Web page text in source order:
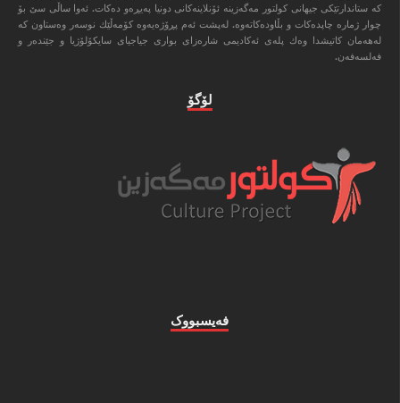
كه‌ ستاندارتێكی جیهانی كولتور مه‌گه‌زینه‌ ئۆنلاینه‌كانی دونیا په‌یڕه‌و ده‌كات. ئه‌وا ‌ساڵی سێ بۆ
چوار ژماره‌ چاپده‌كات و بڵاوده‌كاته‌وه‌. له‌پشت ئه‌م پڕۆژه‌یه‌وه‌ كۆمه‌ڵێك نوسه‌ر وه‌ستاون كه‌
له‌هه‌مان كاتیشدا وه‌ك پله‌ی ئه‌كادیمی شاره‌زای بواری جیاجیای سایكۆلۆژیا و جێنده‌ر و
فه‌لسه‌فه‌ن.
لۆگۆ
فه‌یسبووک